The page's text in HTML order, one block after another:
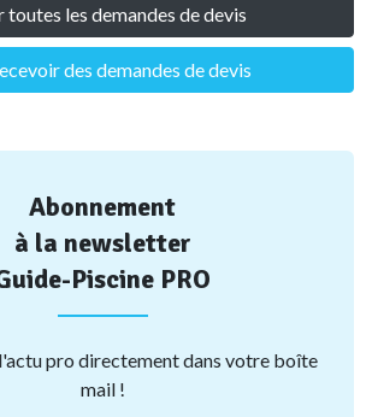
toutes les demandes de devis
des demandes de devis
Abonnement
à la newsletter
Piscine PRO
pro directement dans votre boîte
mail !